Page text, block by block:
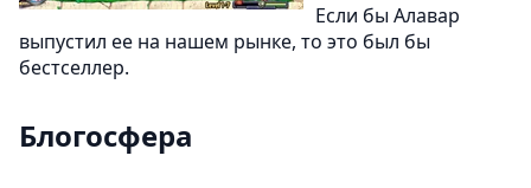
Если бы Алавар
выпустил ее на нашем рынке, то это был бы
бестселлер.
Блогосфера